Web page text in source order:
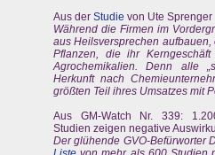
Aus der Studie von Ute Sprenger
Während die Firmen im
aus Heilsversprechen
Pflanzen, die ihr
Agrochemikalien. Denn alle
Herkunft nach
größten Teil ihres Umsatzes mit
Aus GM-Watch Nr. 339:
Studien zeigen negative
Der glühende GVO-Befürworter